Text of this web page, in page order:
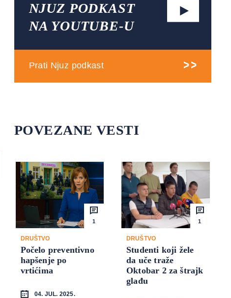
NJUZ PODKAST
NA YOUTUBE-U
Prati Njuz podkast
POVEZANE VESTI
1
DRUŠTVO
Počelo preventivno
hapšenje po
vrtićima
04. JUL. 2025.
1
DRUŠTVO
Studenti koji žele
da uče traže
Oktobar 2 za štrajk
glađu